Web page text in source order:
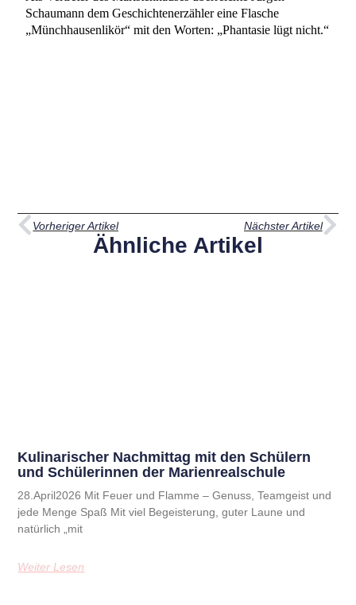
Schaumann dem Geschichtenerzähler eine Flasche
„Münchhausenlikör“ mit den Worten: „Phantasie lügt nicht.“
Vorheriger Artikel Nächster Artikel
Ähnliche Artikel
Kulinarischer Nachmittag mit den Schülern
und Schülerinnen der Marienrealschule
28.April2026 Mit Feuer und Flamme – Genuss, Teamgeist und
jede Menge Spaß Mit viel Begeisterung, guter Laune und
natürlich „mit
Weiter Lesen